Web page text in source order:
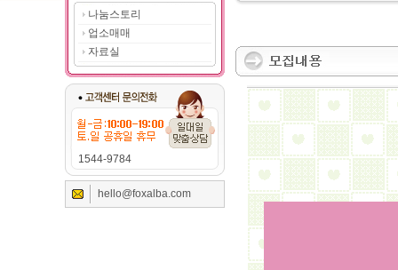
나눔스토리
업소매매
자료실
1544-9784
hello@foxalba.com